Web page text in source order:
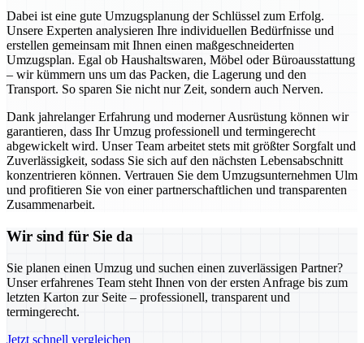
Dabei ist eine gute Umzugsplanung der Schlüssel zum Erfolg.
Unsere Experten analysieren Ihre individuellen Bedürfnisse und
erstellen gemeinsam mit Ihnen einen maßgeschneiderten
Umzugsplan. Egal ob Haushaltswaren, Möbel oder Büroausstattung
– wir kümmern uns um das Packen, die Lagerung und den
Transport. So sparen Sie nicht nur Zeit, sondern auch Nerven.
Dank jahrelanger Erfahrung und moderner Ausrüstung können wir
garantieren, dass Ihr Umzug professionell und termingerecht
abgewickelt wird. Unser Team arbeitet stets mit größter Sorgfalt und
Zuverlässigkeit, sodass Sie sich auf den nächsten Lebensabschnitt
konzentrieren können. Vertrauen Sie dem Umzugsunternehmen Ulm
und profitieren Sie von einer partnerschaftlichen und transparenten
Zusammenarbeit.
Wir sind für Sie da
Sie planen einen Umzug und suchen einen zuverlässigen Partner?
Unser erfahrenes Team steht Ihnen von der ersten Anfrage bis zum
letzten Karton zur Seite – professionell, transparent und
termingerecht.
Jetzt schnell vergleichen